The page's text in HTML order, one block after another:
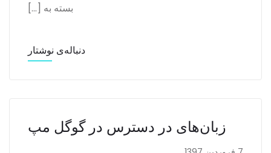
بسته به […]
دنباله‌ی نوشتار
زبان‌های در دسترس در گوگل مپ